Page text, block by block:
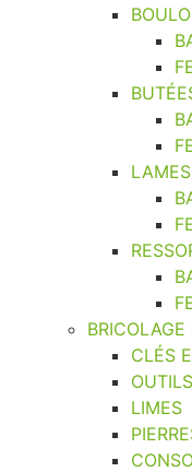
CLÉS
LIMES